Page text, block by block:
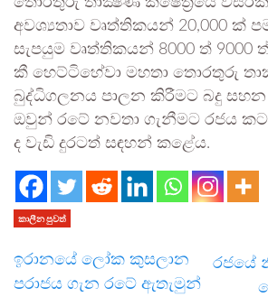
අවශ්‍යතාව වෘත්තිකයන් 20,000 ක්
සැපයුම වෘත්තිකයන් 8000 ත් 9000
කී හෙට්ටිහේවා මහතා තොරතුරු
බුද්ධිගලනය පාලන කිරීමට බදු
ඔවුන් රටේ නවතා ගැනීමට රජය
ද වැඩි දුරටත් සඳහන් කළේය.
කාලීන පුවත්
ඉරානයේ ලෝක කුසලාන
පරාජය ගැන රටේ ඇතැමුන්
රජයේ